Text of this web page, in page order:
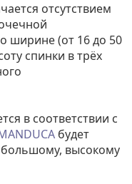
отсутствием
ширине (от 16 до 50
спинки в трёх
в соответствии с
будет
высокому